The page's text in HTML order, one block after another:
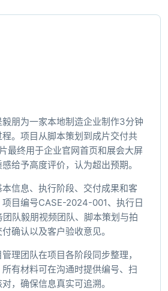
朋为一家本地制造企业制作3分钟
。项目从脚本策划到成片交付共
最终用于企业官网首页和展会大屏
给予高度评价，认为超出预期。
信息、执行阶段、交付成果和客
目编号CASE-2024-001、执行日
队毅朋视频团队、脚本策划与拍
确认以及客户验收意见。
理团队在项目各阶段同步整理，
有材料可在沟通时提供编号、扫
，确保信息真实可追溯。